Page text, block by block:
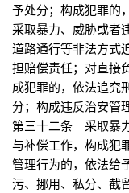
予处分；构成犯罪
采取暴力、威胁或者
道路通行等非法方式
担赔偿责任；对直接
成犯罪的，依法追究
分；构成违反治安
第三十二条 采取暴
与补偿工作，构成犯
管理行为的，依法
污、挪用、私分、截